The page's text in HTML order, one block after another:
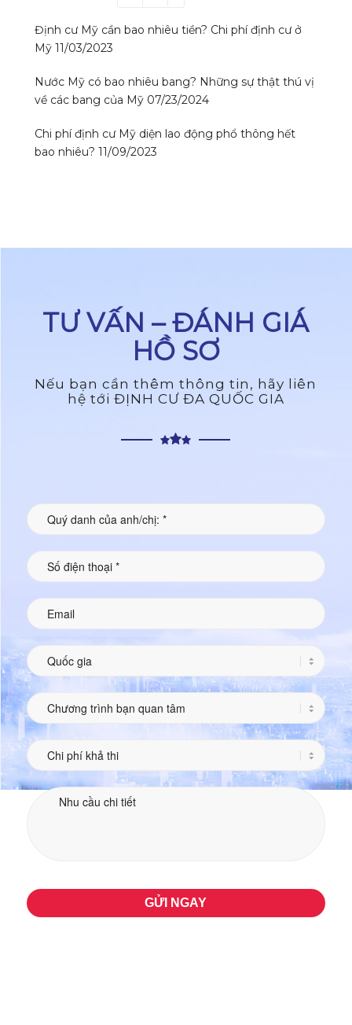
Định cư Mỹ cần bao nhiêu tiền? Chi phí định cư ở
Mỹ11/03/2023
Nước Mỹ có bao nhiêu bang? Những sự thật thú vị
về các bang của Mỹ07/23/2024
Chi phí định cư Mỹ diện lao động phổ thông hết
bao nhiêu? 11/09/2023
TƯ VẤN – ĐÁNH GIÁ
HỒ SƠ
Nếu bạn cần thêm thông tin, hãy liên
hệ tới ĐỊNH CƯ ĐA QUỐC GIA